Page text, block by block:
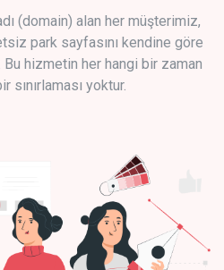
(domain) alan her müşterimiz,
park sayfasını kendine göre
hizmetin her hangi bir zaman
sınırlaması yoktur.